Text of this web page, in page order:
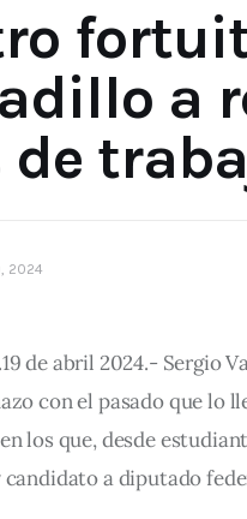
a
2024
de abril 2024.- Sergio
con el pasado que lo
los que, desde
candidato a diputado